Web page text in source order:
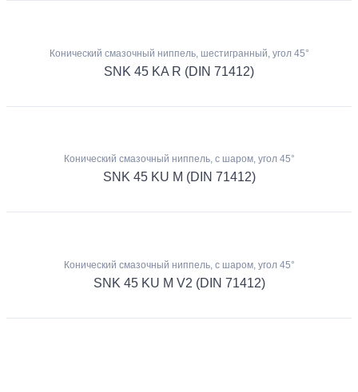
Конический смазочный ниппель, шестигранный, угол 45°
SNK 45 KA R (DIN 71412)
Конический смазочный ниппель, с шаром, угол 45°
SNK 45 KU M (DIN 71412)
Конический смазочный ниппель, с шаром, угол 45°
SNK 45 KU M V2 (DIN 71412)